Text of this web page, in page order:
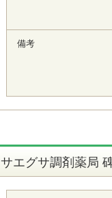
備考
サエグサ調剤薬局